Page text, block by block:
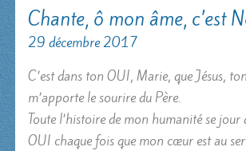
Chante, ô mon âme, c’est
29 décembre 2017
C’est dans ton OUI, Marie, que Jésus,
m’apporte le sourire du Père.
Toute l’histoire de mon humanité se jour
OUI chaque fois que mon cœur est au